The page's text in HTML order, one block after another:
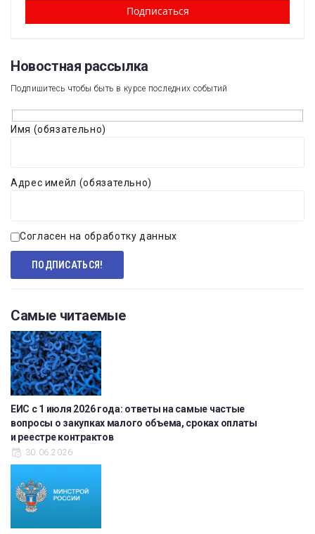
Новостная рассылка​
Подпишитесь чтобы быть в курсе последних событий
Имя (обязательно)
Адрес имейл (обязательно)
Согласен на обработку данных
Самые читаемые
ЕИС с 1 июля 2026 года: ответы на самые частые
вопросы о закупках малого объема, сроках оплаты
и реестре контрактов
30.06.2026